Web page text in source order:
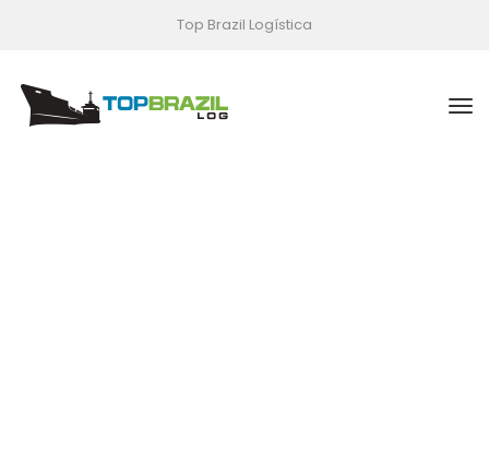
Top Brazil Logística